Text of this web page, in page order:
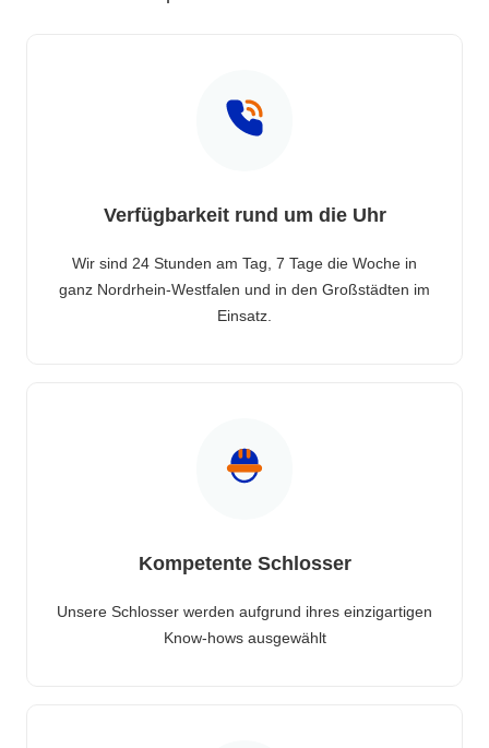
Verfügbarkeit rund um die Uhr
Wir sind 24 Stunden am Tag, 7 Tage die Woche in
ganz Nordrhein-Westfalen und in den Großstädten im
Einsatz.
Kompetente Schlosser
Unsere Schlosser werden aufgrund ihres einzigartigen
Know-hows ausgewählt